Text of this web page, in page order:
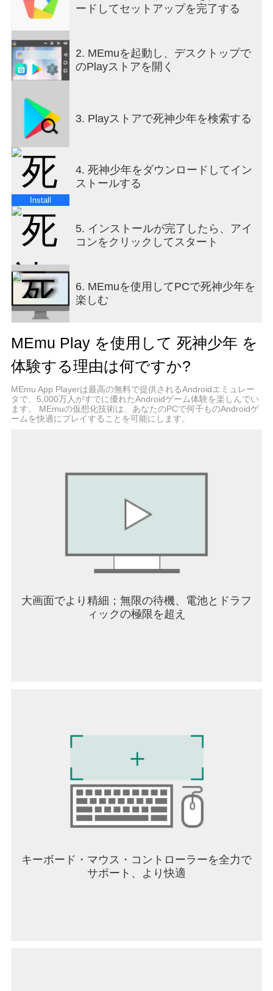
■ 放置系アクションRPGの本当の楽しさ
あなたが離れている間も戦闘は続き、戻ってくる
と華麗なピクセルアクションとともに、豊富な報
酬を楽しめます。
■ 成長と変化に満ちたアクションの爽快感
成長に応じて変化するアクション！
攻撃回数が増え、演出が強化されていく主人公と
■ 競争と名誉の舞台
アリーナ、ギルド戦、冥界大会などで他のプレイ
ヤーと実力を競いましょう。
順位に応じて特別な称号や装飾を獲得し、真の最
強者の座を証明できます。
■ 多彩なコンテンツ、終わりなき挑戦
希少な財貨を狙う特別ダンジョン、スリル満点の
ボスレイド、突然現れるイベントモンスターまで
――
毎日新たな挑戦と報酬があなたを待っています。
精巧なピクセルアート、スタイリッシュなカット
シーン、個性豊かな偉人デザインが融合し、
単なる育成を超えた没入感をお届けします。
“ピクセルアクション放置系RPGの新世界！”
あなたの伝説は今、『死神少年』から始まりま
す。
CS Email : th_help@thebillionairegames.com
ードしてセットアップを完了する
2. MEmuを起動し、デスクトップで
のPlayストアを開く
3. Playストアで死神少年を検索する
Install
4. 死神少年をダウンロードしてイン
ストールする
5. インストールが完了したら、アイ
コンをクリックしてスタート
6. MEmuを使用してPCで死神少年を
楽しむ
MEmu Play を使用して 死神少年 を
体験する理由は何ですか?
MEmu App Playerは最高の無料で提供されるAndroidエミュレー
タで、5,000万人がすでに優れたAndroidゲーム体験を楽しんでい
ます。 MEmuの仮想化技術は、あなたのPCで何千ものAndroidゲ
ームを快適にプレイすることを可能にします。
大画面でより精細；無限の待機、電池とドラフ
ィックの極限を超え
キーボード・マウス・コントローラーを全力で
サポート、より快適